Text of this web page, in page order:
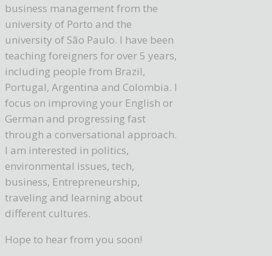
business management from the
university of Porto and the
university of São Paulo. I have been
teaching foreigners for over 5 years,
including people from Brazil,
Portugal, Argentina and Colombia. I
focus on improving your English or
German and progressing fast
through a conversational approach.
I am interested in politics,
environmental issues, tech,
business, Entrepreneurship,
traveling and learning about
different cultures.
Hope to hear from you soon!